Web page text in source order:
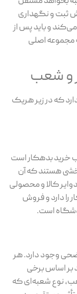
ثبت و نگهداری
و باید پس از
مجموعه اصلی
و شعب
که در زیر هریک
خرید بدهکار است
هستند که آن
کالا و محصولی
دارد و فروش
است.
وجود دارد. هر
بر اساس برخی
نوع شعبه‌ای که